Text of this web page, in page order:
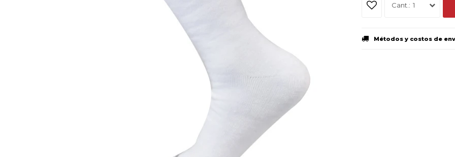
1
Métodos y costos de